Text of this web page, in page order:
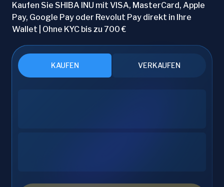
Kaufen Sie SHIBA INU mit VISA, MasterCard, Apple
Pay, Google Pay oder Revolut Pay direkt in Ihre
Wallet | Ohne KYC bis zu 700 €
KAUFEN VERKAUFEN